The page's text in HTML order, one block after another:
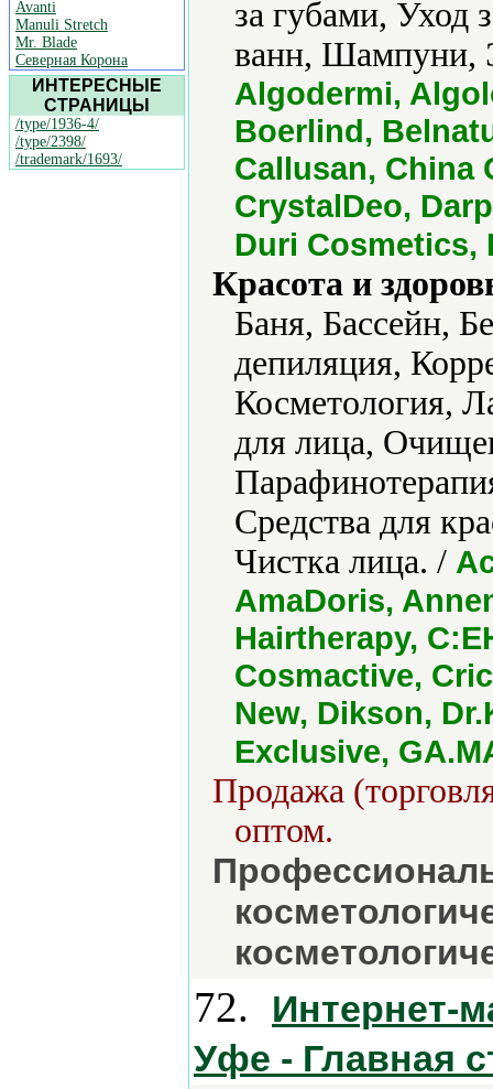
Avanti
Manuli Stretch
Mr. Blade
Северная Корона
ИНТЕРЕСНЫЕ
СТРАНИЦЫ
/type/1936-4/
/type/2398/
/trademark/1693/
за губами, Уход
ванн, Шампуни,
Algodermi,
Boerlind,
Callusan, China
CrystalDeo,
Duri Cosmetics,
Красота и
Баня, Бассейн,
депиляция,
Косметология,
для лица,
Средства для
Чистка лица. /
AmaDoris,
Hairtherapy,
Cosmactive,
New, Dikson,
Exclusive,
Продажа
оптом.
72.
Интернет-
Уфе - Главная